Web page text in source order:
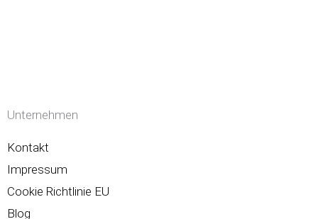
Unternehmen
Kontakt
Impressum
Cookie Richtlinie EU
Blog